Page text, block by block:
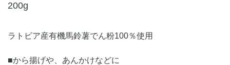
200g
ラトビア産有機馬鈴薯でん粉100％使用
■から揚げや、あんかけなどに